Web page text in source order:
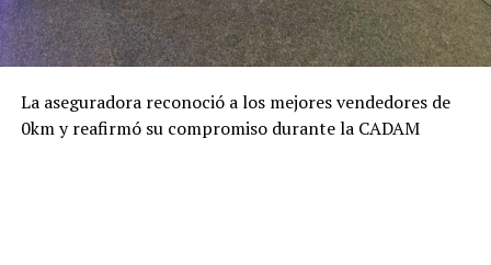
La aseguradora reconoció a los mejores vendedores de
0km y reafirmó su compromiso durante la CADAM